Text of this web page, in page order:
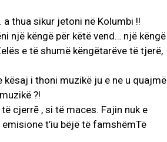
a thua sikur jetoni në Kolumbi !!
një këngë për këtë vend… një këngë
e të shumë këngëtarëve të tjerë,
i thoni muzikë ju e ne u quajmë
?!
cjerrē , si të maces. Fajin nuk e
t’iu bëjë të famshëmTë